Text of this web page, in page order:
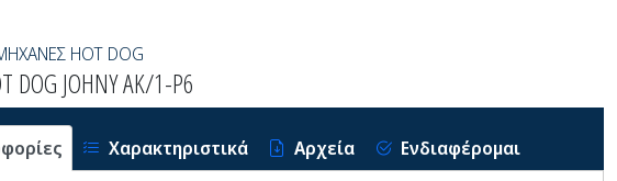
HOT DOG
JOHNY AK/1-P6
Χαρακτηριστικά Αρχεία Ενδιαφέρομαι